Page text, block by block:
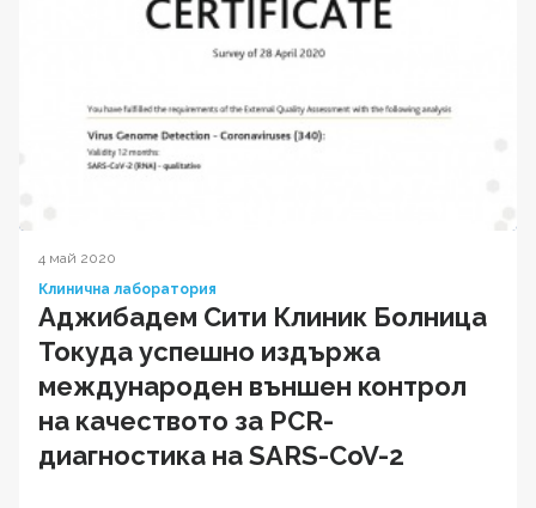
4 май 2020
Клинична лаборатория
Аджибадем Сити Клиник Болница
Токуда успешно издържа
международен външен контрол
на качеството за PCR-
диагностика на SARS-CoV-2